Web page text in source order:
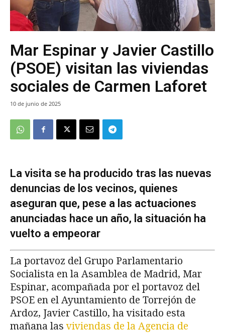
Mar Espinar y Javier Castillo
(PSOE) visitan las viviendas
sociales de Carmen Laforet
10 de junio de 2025
La visita se ha producido tras las nuevas
denuncias de los vecinos, quienes
aseguran que, pese a las actuaciones
anunciadas hace un año, la situación ha
vuelto a empeorar
La portavoz del Grupo Parlamentario
Socialista en la Asamblea de Madrid, Mar
Espinar, acompañada por el portavoz del
PSOE en el Ayuntamiento de Torrejón de
Ardoz, Javier Castillo, ha visitado esta
mañana lasviviendas de la Agencia de